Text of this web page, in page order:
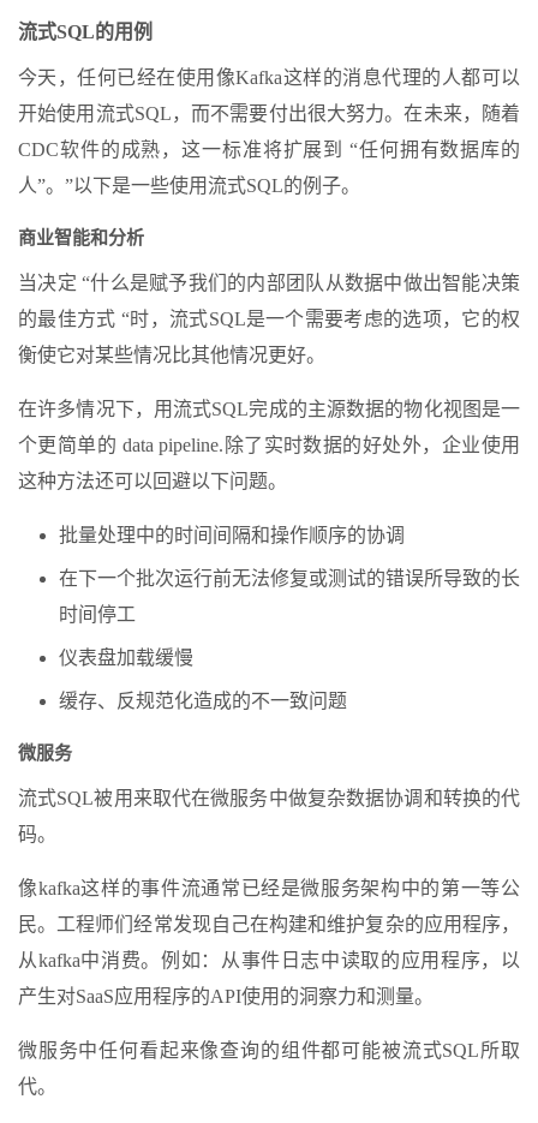
流式SQL的用例
今天，任何已经在使用像Kafka这样的消息代理的人都可以
开始使用流式SQL，而不需要付出很大努力。在未来，随着
CDC软件的成熟，这一标准将扩展到 “任何拥有数据库的
人”。”以下是一些使用流式SQL的例子。
商业智能和分析
当决定 “什么是赋予我们的内部团队从数据中做出智能决策
的最佳方式 “时，流式SQL是一个需要考虑的选项，它的权
衡使它对某些情况比其他情况更好。
在许多情况下，用流式SQL完成的主源数据的物化视图是一
个更简单的 data pipeline.除了实时数据的好处外，企业使用
这种方法还可以回避以下问题。
批量处理中的时间间隔和操作顺序的协调
在下一个批次运行前无法修复或测试的错误所导致的长
时间停工
仪表盘加载缓慢
缓存、反规范化造成的不一致问题
微服务
流式SQL被用来取代在微服务中做复杂数据协调和转换的代
码。
像kafka这样的事件流通常已经是微服务架构中的第一等公
民。工程师们经常发现自己在构建和维护复杂的应用程序，
从kafka中消费。例如：从事件日志中读取的应用程序，以
产生对SaaS应用程序的API使用的洞察力和测量。
微服务中任何看起来像查询的组件都可能被流式SQL所取
代。